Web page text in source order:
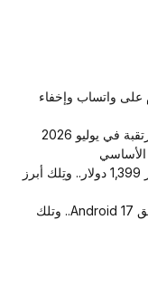
على واتساب وإخفاء
ارتفاع في السعر| آيفون 18 برو يأتي بسعر 1,399 دولار.. وتِلك أبرز
لأجهزة Pixel| بشكل رسمي “جوجل” تطلق Android 17.. وتلك